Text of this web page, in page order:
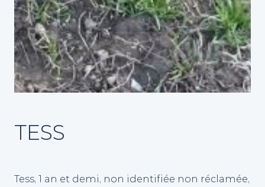
TESS
Tess, 1 an et demi, non identifiée non réclamée,